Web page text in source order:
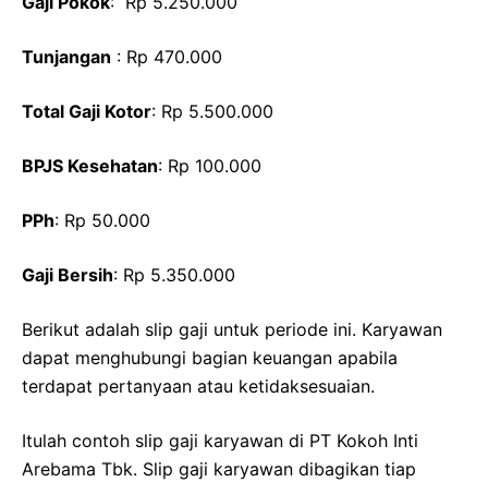
Tunjangan : Rp 470.000
Total Gaji Kotor: Rp 5.500.000
BPJS Kesehatan: Rp 100.000
PPh: Rp 50.000
Gaji Bersih: Rp 5.350.000
Berikut adalah slip gaji untuk periode ini. Karyawan
dapat menghubungi bagian keuangan apabila
terdapat pertanyaan atau ketidaksesuaian.
Itulah contoh slip gaji karyawan di PT Kokoh Inti
Arebama Tbk. Slip gaji karyawan dibagikan tiap